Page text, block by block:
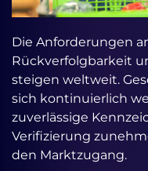
Die Anforderungen
Rückverfolgbarkeit
steigen weltweit.
sich kontinuierlich
zuverlässige
Verifizierung
den Marktzugang.